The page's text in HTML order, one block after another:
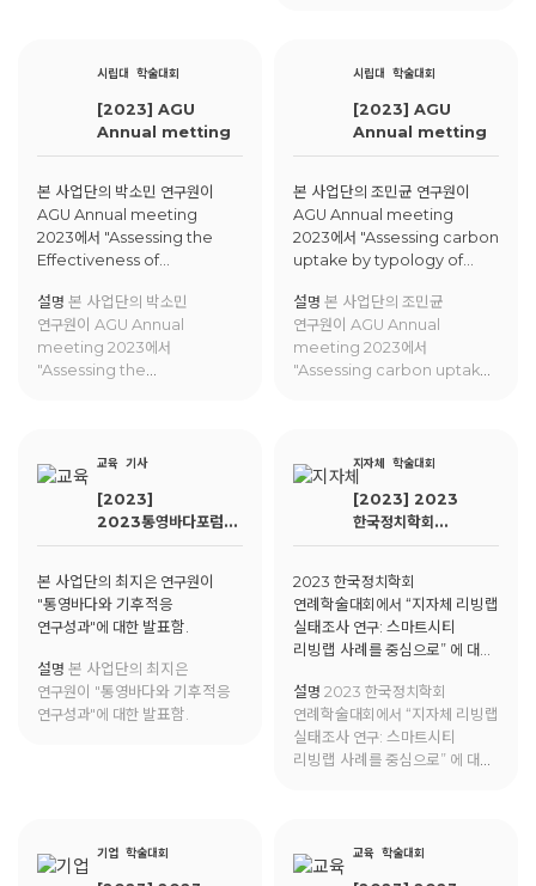
교육을 진행함.
시립대 학술대회
[2023] AGU
Annual metting
본 사업단의 박소민 연구원이
AGU Annual meeting
2023에서 "Assessing the
Effectiveness of
Urban Environments
through a Detailed Heat
Exposure Assessment
Integrating Behavioral and
설명 본 사업단의 박소민
연구원이 AGU Annual
meeting 2023에서
"Assessing the
through a Detailed Heat
Exposure Assessment
Integrating Behavioral and
Mobility Patterns"에 대한
발표를 진행함.
시립대 학술대회
[2023] AGU
Annual metting
본 사업단의 조민균 연구원이
AGU Annual meeting
2023에서 "Assessing carbon
uptake by typology of
solutions: study in Seoul,
South Korea"에 대해 발표함.
설명 본 사업단의 조민균
연구원이 AGU Annual
meeting 2023에서
"Assessing carbon uptake
Korea"에 대해 발표함.
교육 기사
[2023]
2023통영바다포럼-
통영 바다의 증인들:
연구성과
본 사업단의 최지은 연구원이
"통영바다와 기후적응
연구성과"에 대한 발표함.
설명 본 사업단의 최지은
연구원이 "통영바다와 기후적응
연구성과"에 대한 발표함.
지자체 학술대회
[2023] 2023
한국정치학회
연례학술대회
2023 한국정치학회
연례학술대회에서 “지자체 리빙랩
실태조사 연구: 스마트시티
리빙랩 사례를 중심으로” 에 대해
설명 2023 한국정치학회
연례학술대회에서 “지자체 리빙랩
실태조사 연구: 스마트시티
리빙랩 사례를 중심으로” 에 대해
기업 학술대회 교육 학술대회